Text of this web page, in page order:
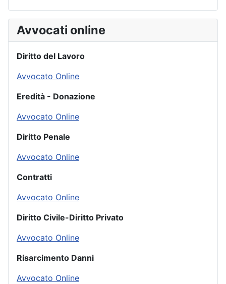
Avvocati online
Diritto del Lavoro
Avvocato Online
Eredità - Donazione
Avvocato Online
Diritto Penale
Avvocato Online
Contratti
Avvocato Online
Diritto Civile-Diritto Privato
Avvocato Online
Risarcimento Danni
Avvocato Online